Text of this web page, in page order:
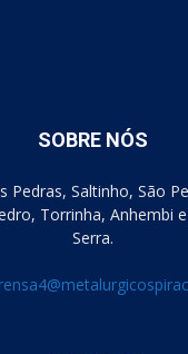
SOBRE NÓS
Pedras, Saltinho, São
Torrinha, Anhembi
Serra.